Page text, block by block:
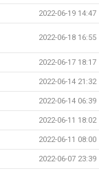
2022-06-19 14:47
2022-06-18 16:55
2022-06-17 18:17
2022-06-14 21:32
2022-06-14 06:39
2022-06-11 18:02
2022-06-11 08:00
2022-06-07 23:39